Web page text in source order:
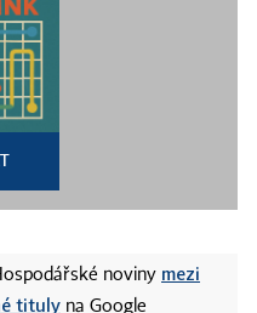
noviny mezi
tituly na Google